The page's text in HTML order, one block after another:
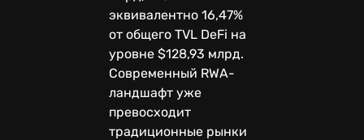
эквивалентно 16,47%
от общего TVL DeFi на
уровне $128,93 млрд.
Современный RWA-
ландшафт уже
превосходит
традиционные рынки